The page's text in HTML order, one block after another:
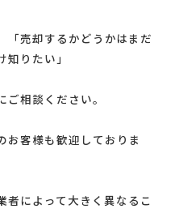
売却するかどうかはまだ
りたい」
相談ください。
客様も歓迎しておりま
によって大きく異なるこ